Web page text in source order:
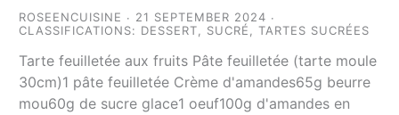
ROSEENCUISINE
21 SEPTEMBER 2024
CLASSIFICATIONS: DESSERT, SUCRÉ,TARTES SUCRÉES
Tarte feuilletée aux fruits Pâte feuilletée (tarte moule
30cm)1 pâte feuilletée Crème d'amandes65g beurre
mou60g de sucre glace1 oeuf100g d'amandes en